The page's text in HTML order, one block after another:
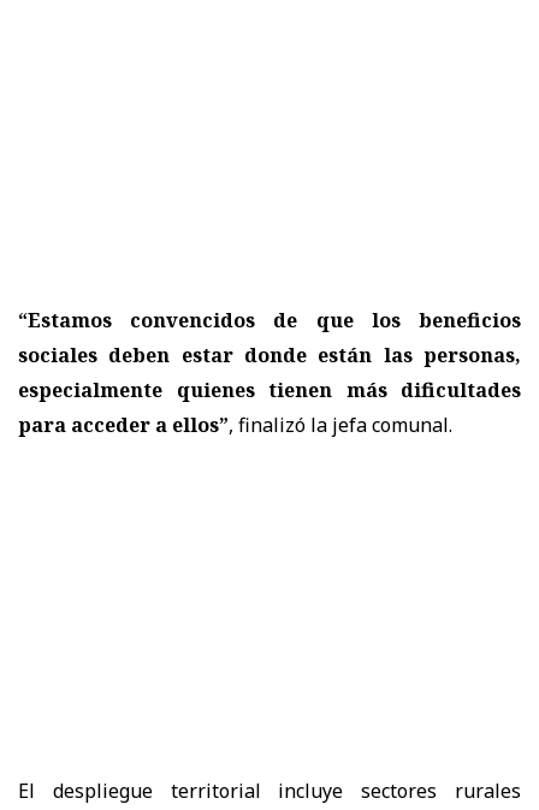
“Estamos convencidos de que los beneficios
sociales deben estar donde están las personas,
especialmente quienes tienen más dificultades
para acceder a ellos”, finalizó la jefa comunal.
El despliegue territorial incluye sectores rurales